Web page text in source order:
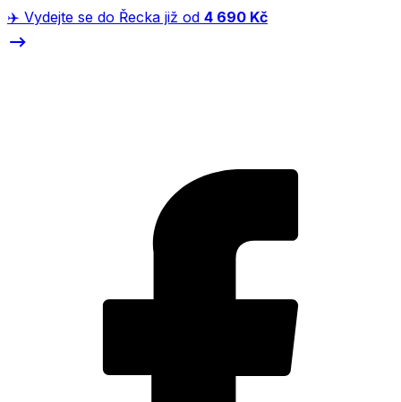
✈️ Vydejte se do Řecka již od 4 690 Kč